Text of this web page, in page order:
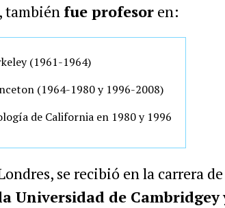
también fue profesoren:
(1961-1964)
(1964-1980 y 1996-2008)
de California en 1980 y 1996
se recibió en la carrera de
Universidad de Cambridgey